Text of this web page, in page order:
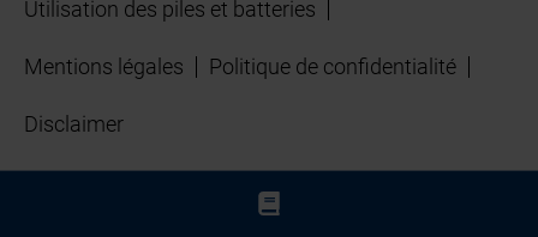
Utilisation des piles et batteries
Mentions légales Politique de confidentialité
Disclaimer